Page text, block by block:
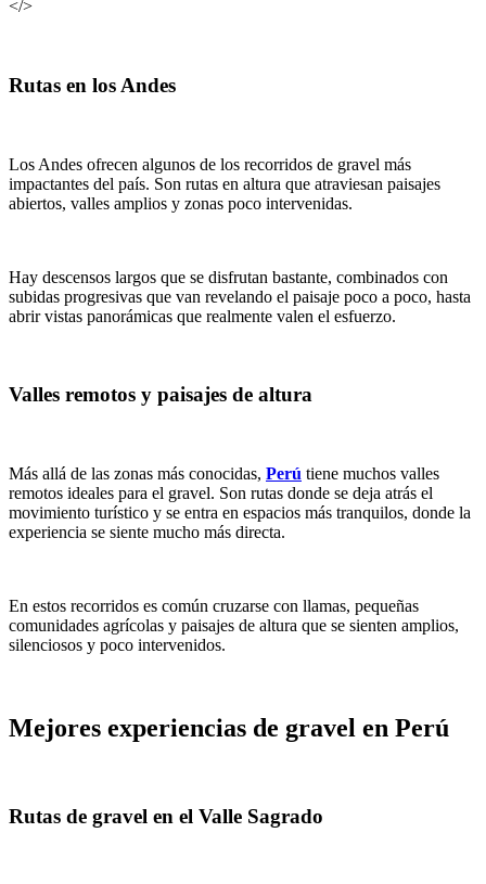
</>
Rutas en los Andes
Los Andes ofrecen algunos de los recorridos de gravel más
impactantes del país. Son rutas en altura que atraviesan paisajes
abiertos, valles amplios y zonas poco intervenidas.
Hay descensos largos que se disfrutan bastante, combinados con
subidas progresivas que van revelando el paisaje poco a poco, hasta
abrir vistas panorámicas que realmente valen el esfuerzo.
Valles remotos y paisajes de altura
Más allá de las zonas más conocidas, Perú tiene muchos valles
remotos ideales para el gravel. Son rutas donde se deja atrás el
movimiento turístico y se entra en espacios más tranquilos, donde la
experiencia se siente mucho más directa.
En estos recorridos es común cruzarse con llamas, pequeñas
comunidades agrícolas y paisajes de altura que se sienten amplios,
silenciosos y poco intervenidos.
Mejores experiencias de gravel en Perú
Rutas de gravel en el Valle Sagrado